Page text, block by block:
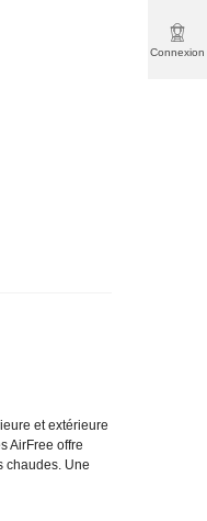
et extérieure
AirFree offre
chaudes. Une
Connexion